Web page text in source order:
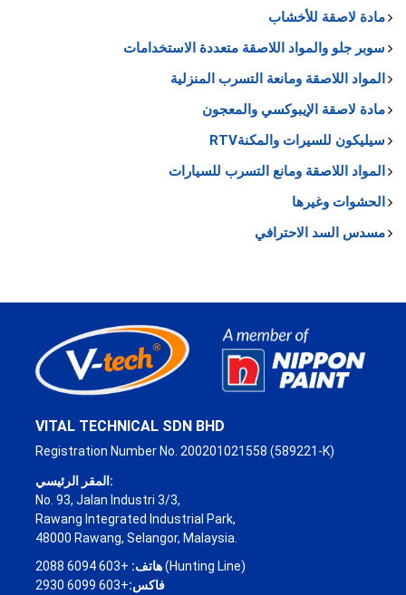
مادة لاصقة للأخشاب
سوبر جلو والمواد اللاصقة متعددة الاستخدامات
المواد اللاصقة ومانعة التسرب المنزلية
مادة لاصقة الإيبوكسي والمعجون
سيليكون للسيرات والمكنةRTV
المواد اللاصقة ومانع التسرب للسيارات
الحشوات وغيرها
مسدس السد الاحترافي
VITAL TECHNICAL SDN BHD
Registration Number No. 200201021558 (589221-K)
المقر الرئيسي:
No. 93, Jalan Industri 3/3,
Rawang Integrated Industrial Park,
48000 Rawang, Selangor, Malaysia.
هاتف:+603 6094 2088 (Hunting Line)
فاكس:+603 6099 2930